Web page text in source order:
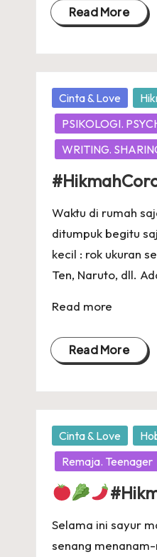
Read More
Posted
in
Cinta & Love
PSIKOLOGI.
WRITING.
Waktu di rumah
ditumpuk begitu
kecil : rok ukuran
Ten, Naruto, dll.
Read more
Read More
Posted
in
Cinta & Love
Remaja. Teenager
Selama ini sayur
senang